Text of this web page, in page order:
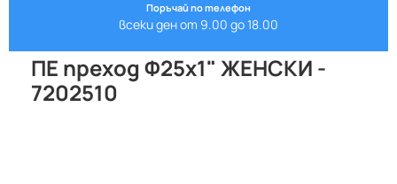
Поръчай по телефон
всеки ден от 9.00 до 18.00
ПЕ преход Ф25х1" ЖЕНСКИ -
7202510